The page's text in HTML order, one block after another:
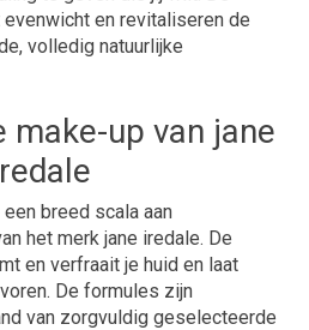
en revitaliseren de
volledig natuurlijke
make-up van jane
breed scala aan
het merk jane iredale. De
en verfraait je huid en laat
De formules zijn
van zorgvuldig geselecteerde